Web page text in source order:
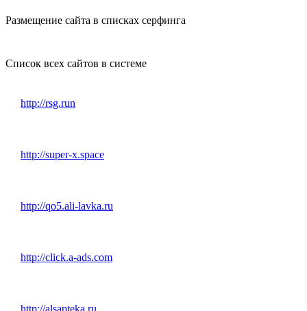
Размещение сайта в списках серфинга
Список всех сайтов в системе
http://rsg.run
http://super-x.space
http://qo5.ali-lavka.ru
http://click.a-ads.com
http://alsapteka.ru